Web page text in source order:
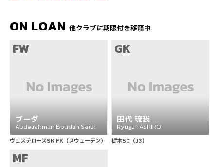
ON LOAN 他クラブに期限付き移籍中
FW
ブーダ
Abdelrahman Boudah Saidi
ヴェステロースSK FK（スウェーデン）
GK
田代 琉我
Ryuga TASHIRO
栃木SC（J3）
MF